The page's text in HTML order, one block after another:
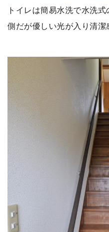
トイレは簡易水洗で水洗
側だが優しい光が入り清潔